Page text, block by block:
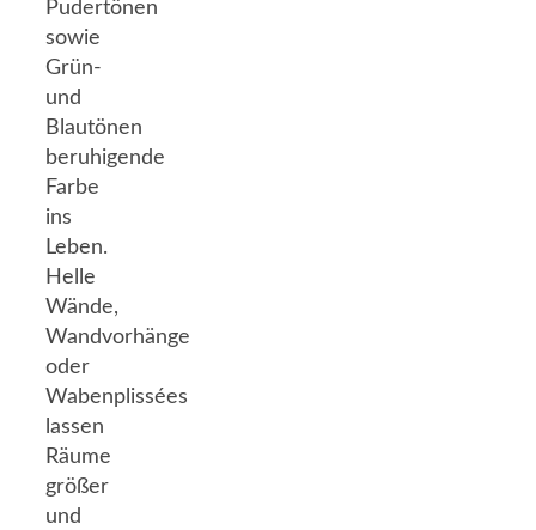
Pudertönen
sowie
Grün-
und
Blautönen
beruhigende
Farbe
ins
Leben.
Helle
Wände,
Wandvorhänge
oder
Wabenplissées
lassen
Räume
größer
und